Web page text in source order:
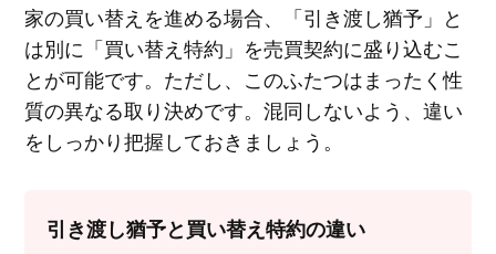
家の買い替えを進める場合、「引き渡し猶予」と
は別に「買い替え特約」を売買契約に盛り込むこ
とが可能です。ただし、このふたつはまったく性
質の異なる取り決めです。混同しないよう、違い
をしっかり把握しておきましょう。
引き渡し猶予と買い替え特約の違い